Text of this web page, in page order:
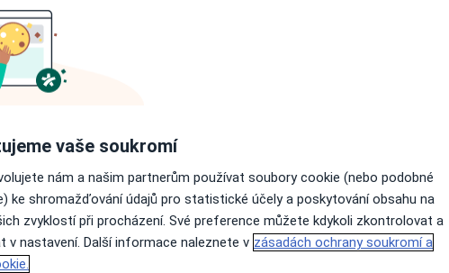
nejsou k dispozici
informace o svých službách.
vaše soukromí
nám a našim partnerům používat soubory cookie (nebo podobné
ke shromažďování údajů pro statistické účely a poskytování obsahu na
zvyklostí při procházení. Své preference můžete kdykoli zkontrolovat a
v nastavení. Další informace naleznete v zásadách ochrany soukromí a